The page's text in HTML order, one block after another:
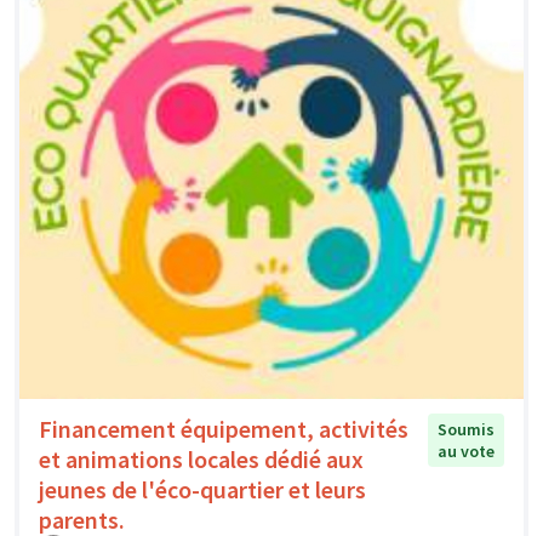
Financement équipement, activités
et animations locales dédié aux
jeunes de l'éco-quartier et leurs
parents.
Soumis
au vote